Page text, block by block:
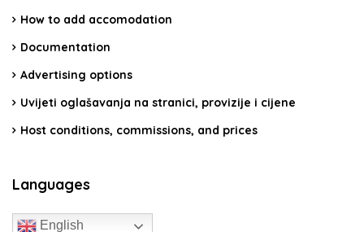
How to add accomodation
Documentation
Advertising options
Uvijeti oglašavanja na stranici, provizije i cijene
Host conditions, commissions, and prices
Languages
English